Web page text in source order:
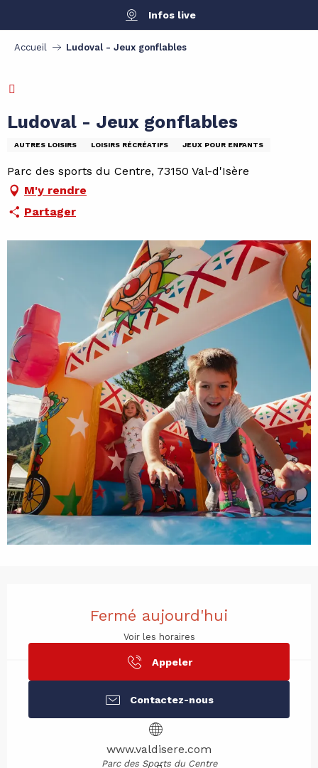
contenu
Infos live
Accueil Ludoval - Jeux gonflables
Ludoval - Jeux gonflables
AUTRES LOISIRS LOISIRS RÉCRÉATIFS JEUX POUR ENFANTS
VAL PASS
Parc des sports du Centre, 73150 Val-d'Isère
M'y rendre
Partager
Fermé aujourd'hui
Voir les horaires
Appeler
Contactez-nous
www.valdisere.com
Parc des Sports du Centre